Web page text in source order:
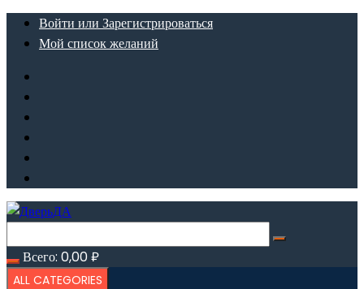
ПерейтиВойти или Зарегистрироваться
Мой список желаний
Всего: 0,00₽
ALL CATEGORIES